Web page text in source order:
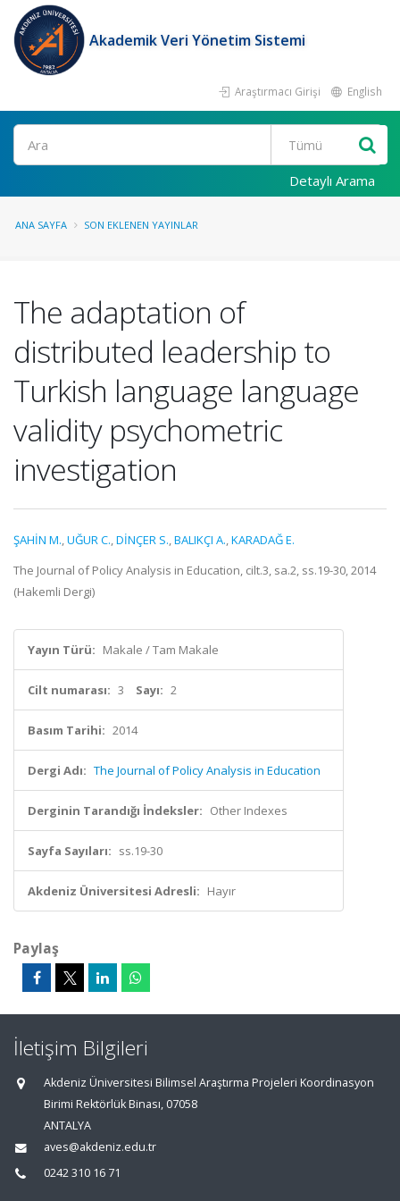
Akademik Veri Yönetim Sistemi
Araştırmacı Girişi English
Ara
Detaylı Arama
ANA SAYFA SON EKLENEN YAYINLAR
The adaptation of
distributed leadership to
Turkish language language
validity psychometric
investigation
ŞAHİN M.,UĞUR C.,DİNÇER S.,BALIKÇI A.,KARADAĞ E.
The Journal of Policy Analysis in Education, cilt.3, sa.2, ss.19-30, 2014
(Hakemli Dergi)
Yayın Türü: Makale / Tam Makale
Cilt numarası: 3 Sayı: 2
Basım Tarihi: 2014
Dergi Adı: The Journal of Policy Analysis in Education
Derginin Tarandığı İndeksler: Other Indexes
Sayfa Sayıları: ss.19-30
Akdeniz Üniversitesi Adresli: Hayır
Paylaş
İletişim Bilgileri
Akdeniz Üniversitesi Bilimsel Araştırma Projeleri Koordinasyon
Birimi Rektörlük Binası, 07058
ANTALYA
aves@akdeniz.edu.tr
0242 310 16 71